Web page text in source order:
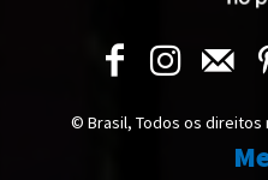
© Brasil, Todos os direitos